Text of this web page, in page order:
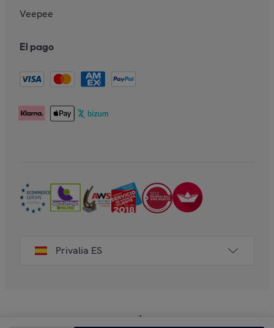
Veepee
El pago
Privalia ES